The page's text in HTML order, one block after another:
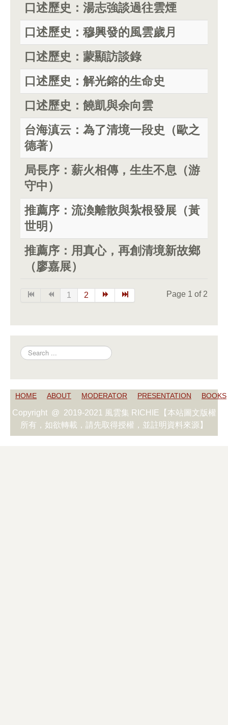
口述歷史：湯志強談過往雲煙
口述歷史：穆興發的風雲歲月
口述歷史：蒙顯訪談錄
口述歷史：解光鎔的生命史
口述歷史：饒凱與余向雲
台海滇云：為了清境一段史（歐之
德著）
局長序：薪火相傳，生生不息（游
守中）
推薦序：流渙離散與紮根發展（黃
世明）
推薦序：用真心，再創清境新故鄉
（廖嘉展）
Page 1 of 2
1 2
Search
HOME ABOUT MODERATOR PRESENTATION BOOKS
Copyright @ 2019-2021 風雲集 RICHIE【本站圖文版權
所有，如欲轉載，請先取得授權，並註明資料來源】